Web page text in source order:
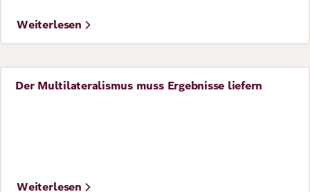
Weiterlesen
Perspective
Der Multilateralismus muss Ergebnisse liefern
Weiterlesen